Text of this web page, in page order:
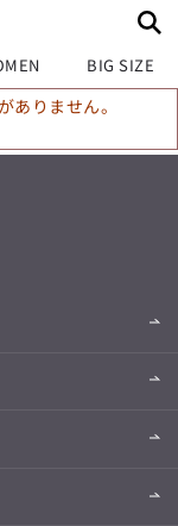
BIG SIZE
りません。